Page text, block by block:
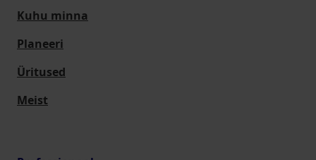
Kuhu minna
Planeeri
Üritused
Meist